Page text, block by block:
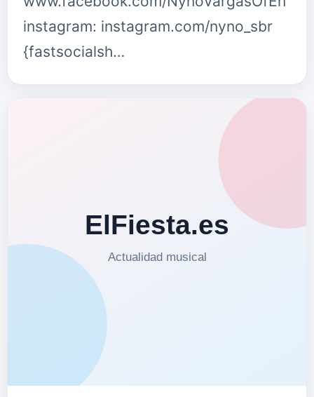
instagram: instagram.com/nyno_sbr
{fastsocialsh…